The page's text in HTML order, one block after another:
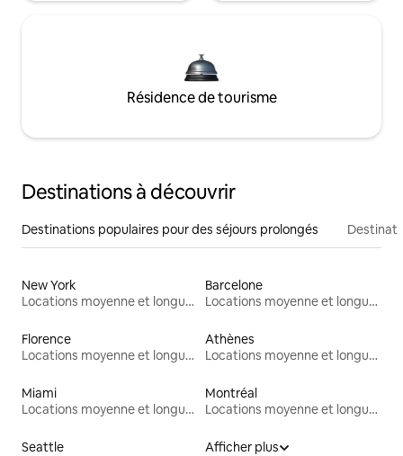
Résidence de tourisme
Destinations à découvrir
Destinations populaires pour des séjours prolongés
New York
Locations moyenne et longue durée
Barcelone
Locations moyenne et longue durée
Florence
Locations moyenne et longue durée
Athènes
Locations moyenne et longue durée
Miami
Locations moyenne et longue durée
Montréal
Locations moyenne et longue durée
Seattle
Afficher plus